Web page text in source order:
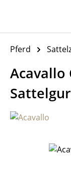
Pferd
Acavallo
Bildergalerie